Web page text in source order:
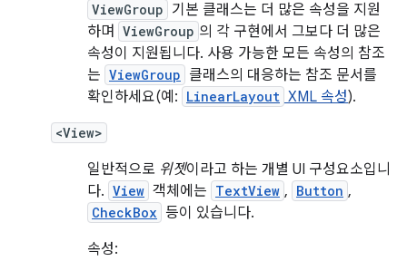
ViewGroup 기본 클래스는 더 많은 속성을 지원
하며
ViewGroup 의 각 구현에서 그보다 더 많은
속성이 지원됩니다. 사용 가능한 모든 속성의 참조
는 ViewGroup 클래스의 대응하는 참조 문서를
확인하세요(예: LinearLayout XML 속성).
<View>
일반적으로 위젯이라고 하는 개별 UI 구성요소입니
다. View 객체에는 TextView , Button ,
CheckBox 등이 있습니다.
속성: